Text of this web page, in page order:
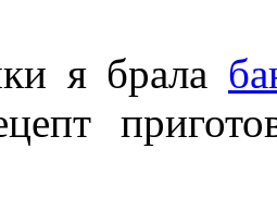
я брала